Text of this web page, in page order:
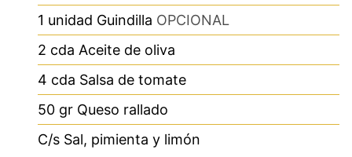
1 unidad Guindilla OPCIONAL
2 cda Aceite de oliva
4 cda Salsa de tomate
50 gr Queso rallado
C/s Sal, pimienta y limón